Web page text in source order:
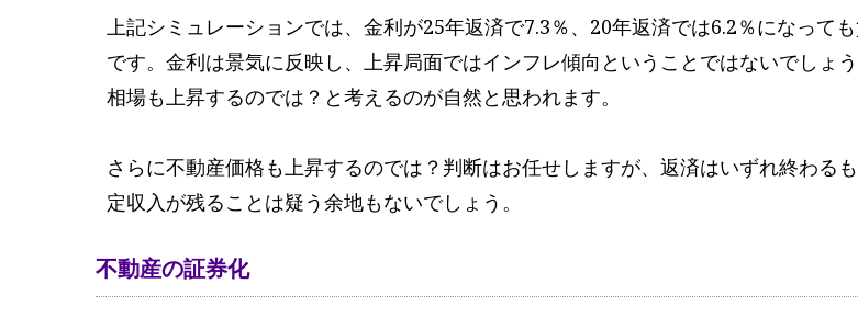
上記シミュレーションでは、金利が25年返済で7.3％、20年返済では6.2％になって
です。金利は景気に反映し、上昇局面ではインフレ傾向ということではないでしょ
相場も上昇するのでは？と考えるのが自然と思われます。
さらに不動産価格も上昇するのでは？判断はお任せしますが、返済はいずれ終わる
定収入が残ることは疑う余地もないでしょう。
不動産の証券化